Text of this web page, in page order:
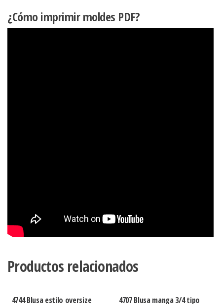
¿Cómo imprimir moldes PDF?
Productos relacionados
4744 Blusa estilo oversize 4707 Blusa manga 3/4 tipo